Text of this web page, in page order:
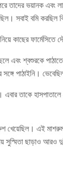
তাদের ভয়ানক এবং
সবাই বমি করছিল
কাছের
এবং শ্বশুরকে
পাঠাইনি।
তাকে
খেয়েছিল। এই
সুস্মিতা ছাড়াও